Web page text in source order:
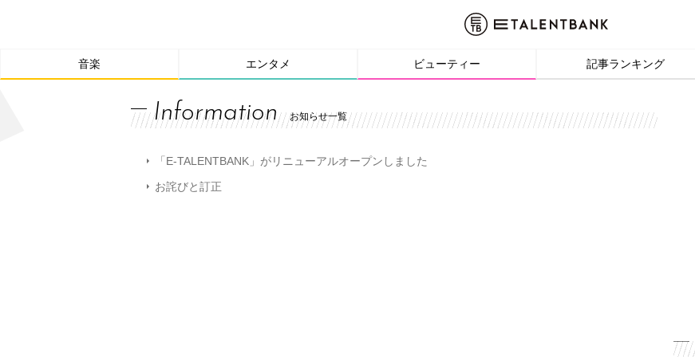
音楽 エンタメ ビューティー 記事ランキング
Information お知らせ一覧
「E-TALENTBANK」がリニューアルオープンしました
お詫びと訂正